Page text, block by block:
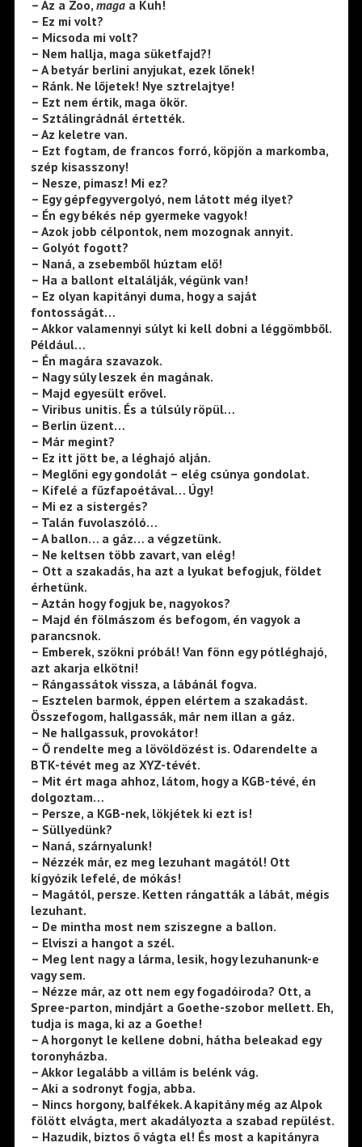
– Az a Zoo, magaa Kuh!
– Ez mi volt?
– Micsoda mi volt?
– Nem hallja, maga süketfajd?!
– A betyár berlini anyjukat, ezek lőnek!
– Ránk. Ne lőjetek! Nye sztrelajtye!
– Ezt nem értik, maga ökör.
– Sztálingrádnál értették.
– Az keletre van.
– Ezt fogtam, de francos forró, köpjön a markomba,
szép kisasszony!
– Nesze, pimasz! Mi ez?
– Egy gépfegyvergolyó, nem látott még ilyet?
– Én egy békés nép gyermeke vagyok!
– Azok jobb célpontok, nem mozognak annyit.
– Golyót fogott?
– Naná, a zsebemből húztam elő!
– Ha a ballont eltalálják, végünk van!
– Ez olyan kapitányi duma, hogy a saját
fontosságát…
– Akkor valamennyi súlyt ki kell dobni a léggömbből.
Például…
– Én magára szavazok.
– Nagy súly leszek én magának.
– Majd egyesült erővel.
– Viribus unitis. És a túlsúly röpül…
– Berlin üzent…
– Már megint?
– Ez itt jött be, a léghajó alján.
– Meglőni egy gondolát – elég csúnya gondolat.
– Kifelé a fűzfapoétával… Úgy!
– Mi ez a sistergés?
– Talán fuvolaszóló…
– A ballon… a gáz… a végzetünk.
– Ne keltsen több zavart, van elég!
– Ott a szakadás, ha azt a lyukat befogjuk, földet
érhetünk.
– Aztán hogy fogjuk be, nagyokos?
– Majd én fölmászom és befogom, én vagyok a
parancsnok.
– Emberek, szökni próbál! Van fönn egy pótléghajó,
azt akarja elkötni!
– Rángassátok vissza, a lábánál fogva.
– Esztelen barmok, éppen elértem a szakadást.
Összefogom, hallgassák, már nem illan a gáz.
– Ne hallgassuk, provokátor!
– Ő rendelte meg a lövöldözést is. Odarendelte a
BTK-tévét meg az XYZ-tévét.
– Mit ért maga ahhoz, látom, hogy a KGB-tévé, én
dolgoztam…
– Persze, a KGB-nek, lökjétek ki ezt is!
– Süllyedünk?
– Naná, szárnyalunk!
– Nézzék már, ez meg lezuhant magától! Ott
kígyózik lefelé, de mókás!
– Magától, persze. Ketten rángatták a lábát, mégis
lezuhant.
– De mintha most nem sziszegne a ballon.
– Elviszi a hangot a szél.
– Meg lent nagy a lárma, lesik, hogy lezuhanunk-e
vagy sem.
– Nézze már, az ott nem egy fogadóiroda? Ott, a
Spree-parton, mindjárt a Goethe-szobor mellett. Eh,
tudja is maga, ki az a Goethe!
– A horgonyt le kellene dobni, hátha beleakad egy
toronyházba.
– Akkor legalább a villám is belénk vág.
– Aki a sodronyt fogja, abba.
– Nincs horgony, balfékek. A kapitány még az Alpok
fölött elvágta, mert akadályozta a szabad repülést.
– Hazudik, biztos ő vágta el! És most a kapitányra